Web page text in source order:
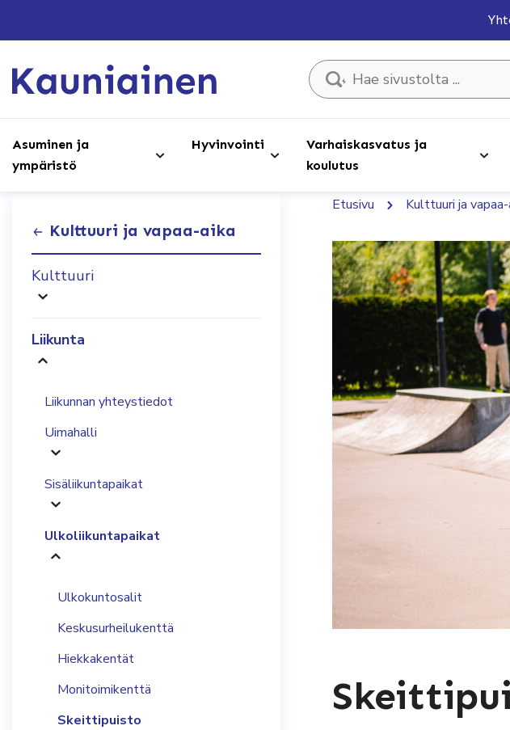
Hae sivustolta ...
Asuminen ja
ympäristö
Hyvinvointi
Varhaiskasvatus ja
koulutus
Kulttuuri ja vapaa-aika
Kulttuuri
Liikunta
Liikunnan yhteystiedot
Uimahalli
Sisäliikuntapaikat
Ulkoliikuntapaikat
Ulkokuntosalit
Keskusurheilukenttä
Hiekkakentät
Monitoimikenttä
Skeittipuisto
Etusivu Kulttuuri ja vapaa-